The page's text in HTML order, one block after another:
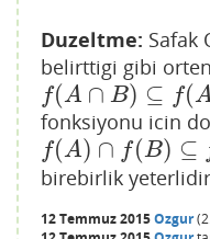
Duzeltme: Safak
belirttigi gibi
f(A ∩ B) ⊆ f(
f(A∩B)⊆f(A ∩f B)
fonksiyonu icin
f(A) ∩ f(B) ⊆
f(A)∩f B) ⊆f(A∩ B)
birebirlik
12 Temmuz 2015Ozgur(